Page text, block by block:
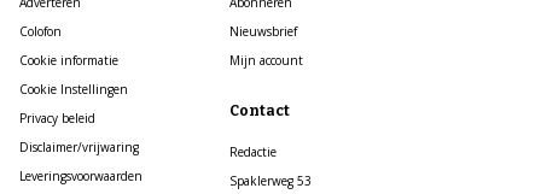
Colofon
Cookie informatie
Cookie Instellingen
Privacy beleid
Disclaimer/vrijwaring
Leveringsvoorwaarden
Nieuwsbrief
Mijn account
Contact
Redactie
Spaklerweg 53